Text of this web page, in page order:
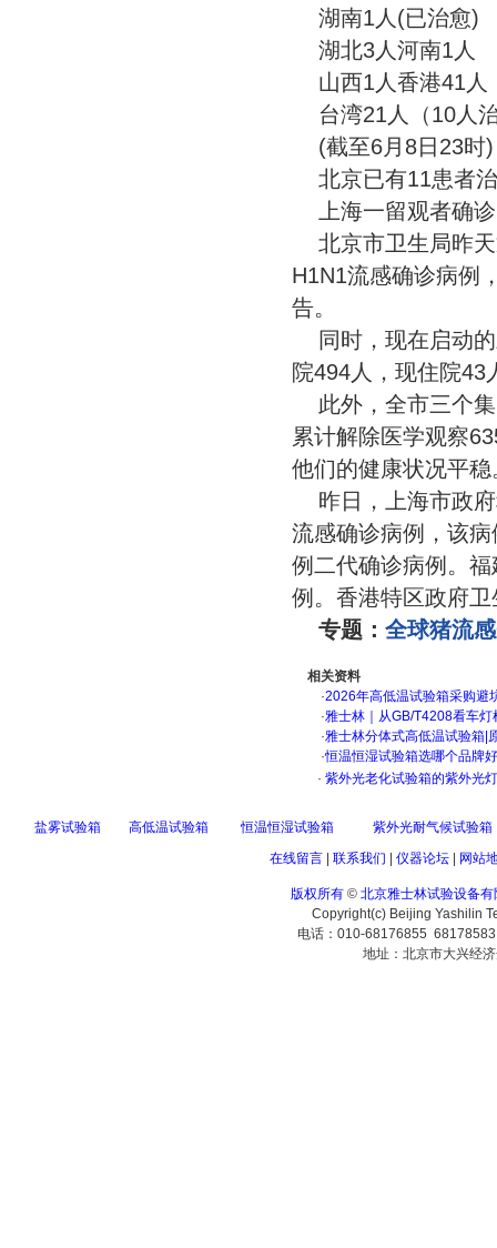
湖南1人(已治愈)
湖北3人河南1人
山西1人香港41人
台湾21人（10人
(截至6月8日23时)
北京已有11患者
上海一留观者确
北京市卫生局昨
H1N1流感确诊病例
告。
同时，现在启动
院494人，现住院43
此外，全市三个
累计解除医学观察
他们的健康状况平稳
昨日，上海市政
流感确诊病例，该
例二代确诊病例。
例。香港特区政府
专题： 全球猪流
相关资料
·2026年高低温试验箱采购
·雅士林｜从GB/T4208看车
·雅士林分体式高低温试验箱|
·恒温恒湿试验箱选哪个品牌
· 紫外光老化试验箱的紫外光
盐雾试验箱 高低温试验箱 恒温恒湿试验箱
紫外光耐气候试验箱
在线留言| 联系我们 仪器论坛| 网站
版权所有 © 北京雅士林试验设备有
Copyright(c) Beijing Yashilin
电话：010-68176855
地址：北京市大兴经